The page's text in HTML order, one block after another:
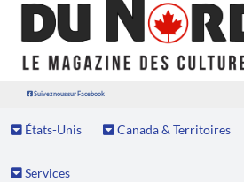
Suivez nous sur Facebook
États-Unis Canada & Territoires
Services